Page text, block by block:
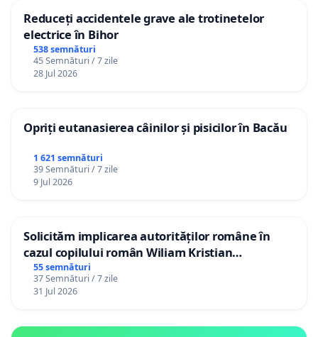
Reduceți accidentele grave ale trotinetelor
electrice în Bihor
538 semnături
45 Semnături / 7 zile
28 Jul 2026
Opriți eutanasierea câinilor și pisicilor în Bacău
1 621 semnături
39 Semnături / 7 zile
9 Jul 2026
Solicităm implicarea autorităților române în
cazul copilului român Wiliam Kristian
Gheorghe, aflat în plasament în Danemarca de
12 ani
55 semnături
37 Semnături / 7 zile
31 Jul 2026